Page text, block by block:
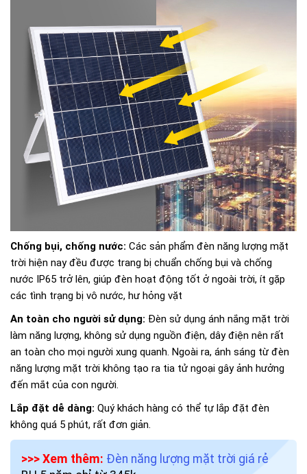
Chống bụi, chống nước: Các sản phẩm đèn năng lượng mặt
trời hiện nay đều được trang bị chuẩn chống bụi và chống
nước IP65 trở lên, giúp đèn hoạt động tốt ở ngoài trời, ít gặp
các tình trạng bị vô nước, hư hỏng vặt
An toàn cho người sử dụng: Đèn sử dụng ánh nắng mặt trời
làm năng lượng, không sử dụng nguồn điện, dây điện nên rất
an toàn cho mọi người xung quanh. Ngoài ra, ánh sáng từ đèn
năng lượng mặt trời không tạo ra tia tử ngoại gây ảnh hưởng
đến mắt của con người.
Lắp đặt dễ dàng: Quý khách hàng có thể tự lắp đặt đèn
không quá 5 phút, rất đơn giản.
>>> Xem thêm: Đèn năng lượng mặt trời giá rẻ